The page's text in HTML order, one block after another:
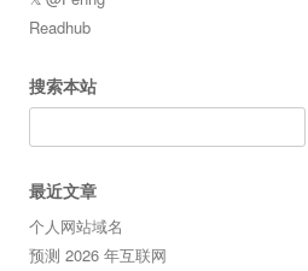
Readhub
搜索本站
for:
最近文章
个人网站域名
预测 2026 年互联网